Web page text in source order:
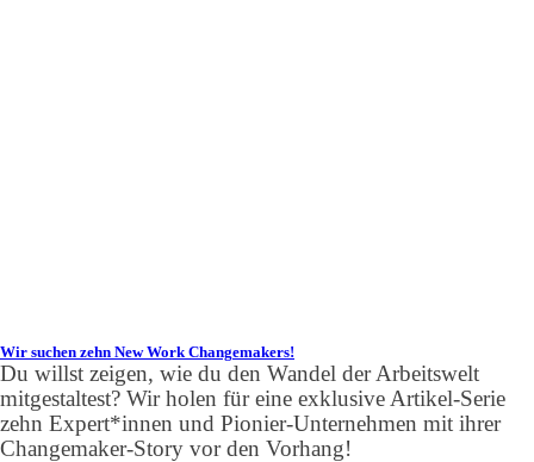
Wir suchen zehn New Work Changemakers!
Du willst zeigen, wie du den Wandel der Arbeitswelt
mitgestaltest? Wir holen für eine exklusive Artikel-Serie
zehn Expert*innen und Pionier-Unternehmen mit ihrer
Changemaker-Story vor den Vorhang!